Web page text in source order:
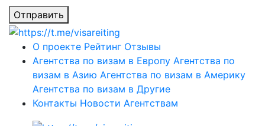
Отправить
О проекте Рейтинг Отзывы
Агентства по визам в Европу Агентства по
визам в Азию Агентства по визам в Америку
Агентства по визам в Другие
Контакты Новости Агентствам